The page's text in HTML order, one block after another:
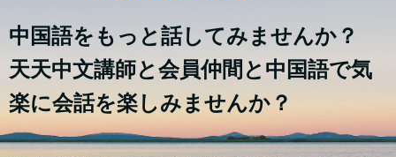
中国語をもっと話してみませんか？
天天中文講師と会員仲間と中国語で気
楽に会話を楽しみませんか？